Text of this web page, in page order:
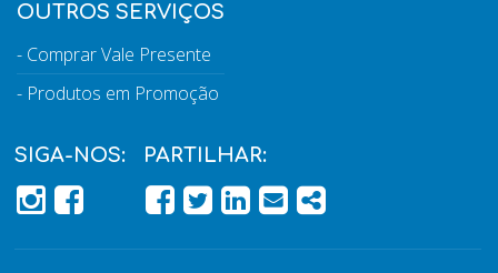
OUTROS SERVIÇOS
Comprar Vale Presente
Produtos em Promoção
SIGA-NOS:
PÁGINA DO FACEBOOK
PÁGINA DO FACEBOOK
PARTILHAR:
FACEBOOK
TWITTER
LINKEDIN
EMAIL